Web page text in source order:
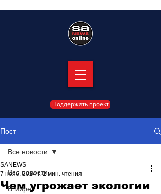
Поддержать проект
Пост
Все новости
В мире
Все новости
Чем угрожает экологии
SANEWS
7 нояб. 2024 г. 2 мин. чтения